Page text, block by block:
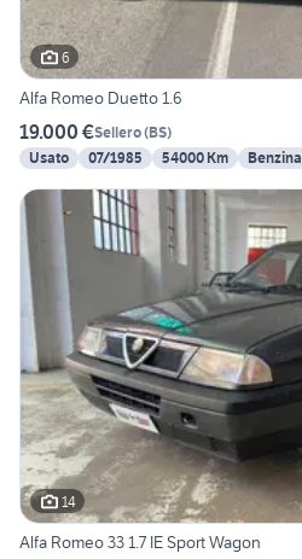
6
Alfa Romeo Duetto 1.6
19.000 €Sellero(BS)
Usato
07/1985 54000 Km Benzina
14
Alfa Romeo 33 1.7 IE Sport Wagon